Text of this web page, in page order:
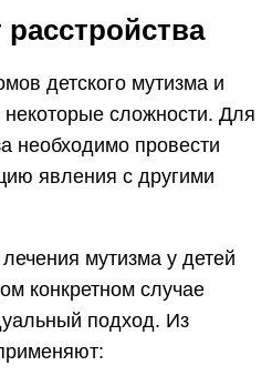
детского мутизма и
сложности. Для
необходимо провести
явления с другими
мутизма у детей
конкретном случае
подход. Из